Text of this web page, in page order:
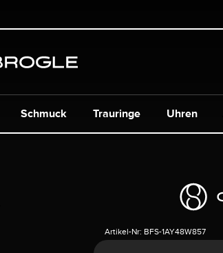
Schmuck Uhren
Trauringe
Artikel-Nr: BFS-1AY48W857